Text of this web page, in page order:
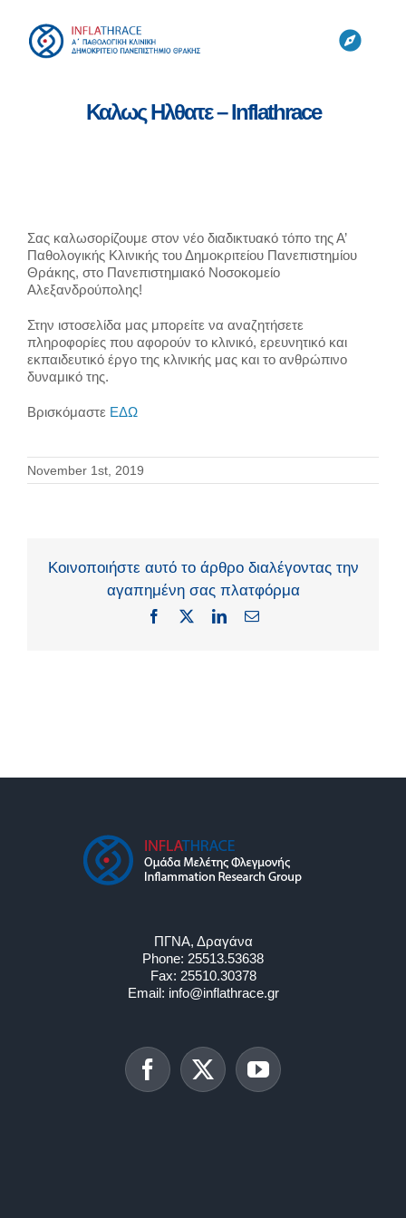
content
ΕΡΓΑΣΤΗΡΙΑ
ΕΡΕΥΝΑ
CYTONET
ΕΚΠΑΙΔΕΥΣΗ
ΝΕΑ
Καλως Ηλθατε – Inflathrace
Σας καλωσορίζουμε στον νέο διαδικτυακό τόπο της Α’
Παθολογικής Κλινικής του Δημοκριτείου Πανεπιστημίου
Θράκης, στο Πανεπιστημιακό Νοσοκομείο
Αλεξανδρούπολης!
Στην ιστοσελίδα μας μπορείτε να αναζητήσετε
πληροφορίες που αφορούν το κλινικό, ερευνητικό και
εκπαιδευτικό έργο της κλινικής μας και το ανθρώπινο
δυναμικό της.
Βρισκόμαστε ΕΔΩ
November 1st, 2019
Κοινοποιήστε αυτό το άρθρο διαλέγοντας την
αγαπημένη σας πλατφόρμα
Facebook LinkedInEmail
ΠΓΝΑ, Δραγάνα
Phone: 25513.53638
Fax: 25510.30378
Email: info@inflathrace.gr